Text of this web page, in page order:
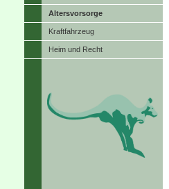
Alters­vorsorge
Kraftfahrzeug
Heim und Recht